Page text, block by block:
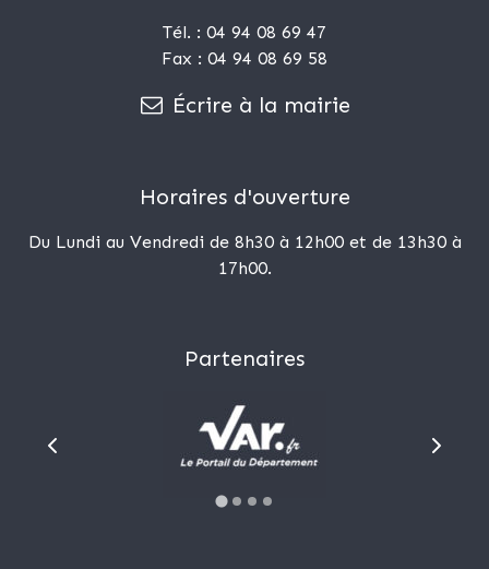
Tél. : 04 94 08 69 47
Fax : 04 94 08 69 58
Écrire à la mairie
Horaires d'ouverture
Du Lundi au Vendredi de 8h30 à 12h00 et de 13h30 à
17h00.
Partenaires